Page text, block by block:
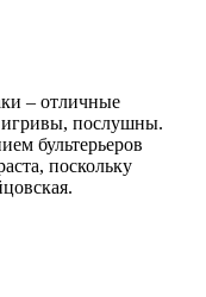
– отличные
послушны.
бультерьеров
поскольку